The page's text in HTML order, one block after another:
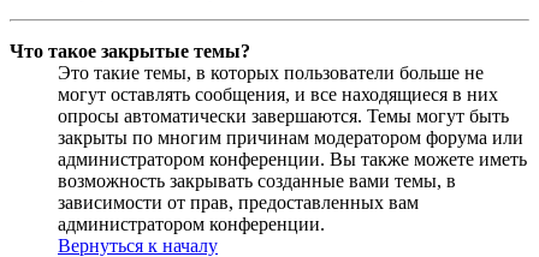
Что такое закрытые темы?
Это такие темы, в которых пользователи больше не
могут оставлять сообщения, и все находящиеся в них
опросы автоматически завершаются. Темы могут быть
закрыты по многим причинам модератором форума или
администратором конференции. Вы также можете иметь
возможность закрывать созданные вами темы, в
зависимости от прав, предоставленных вам
администратором конференции.
Вернуться к началу